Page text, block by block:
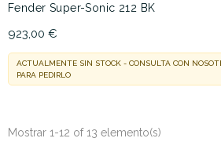
Fender Super-Sonic 212 BK
923,00 €
ACTUALMENTE SIN STOCK - CONSULTA CON
PARA PEDIRLO
Mostrar 1-12 of 13 elemento(s)